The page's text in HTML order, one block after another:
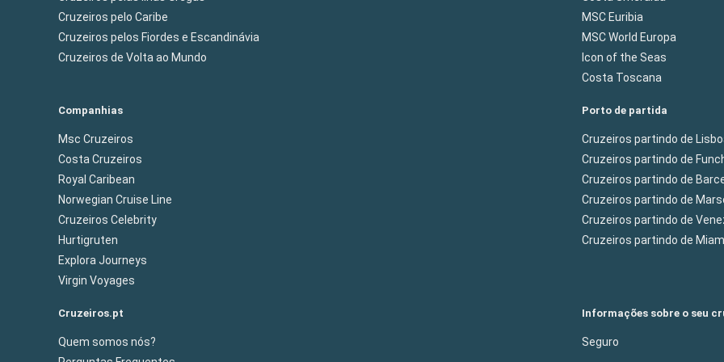
Cruzeiros pelo Caribe
Cruzeiros pelos Fiordes e Escandinávia
Cruzeiros de Volta ao Mundo
MSC Euribia
MSC World Europa
Icon of the Seas
Costa Toscana
Companhias
Msc Cruzeiros
Costa Cruzeiros
Royal Caribean
Norwegian Cruise Line
Cruzeiros Celebrity
Hurtigruten
Explora Journeys
Virgin Voyages
Porto de partida
Cruzeiros partindo de
Cruzeiros partindo de
Cruzeiros partindo de
Cruzeiros partindo de
Cruzeiros partindo de
Cruzeiros partindo de Miam
Cruzeiros.pt
Quem somos nós?
Informações sobre o seu
Seguro